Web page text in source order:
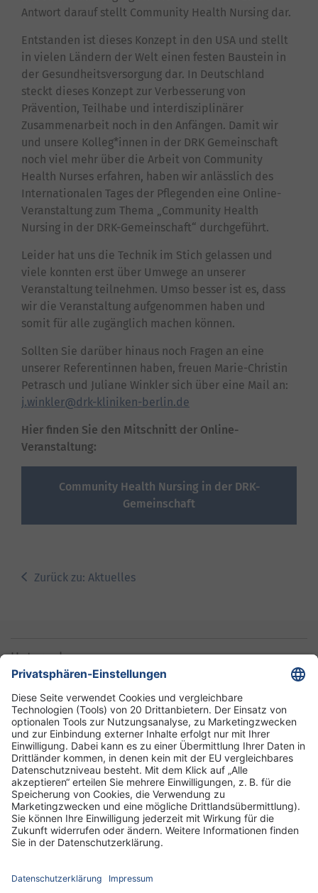
Antwort darauf stellt Community Health Nursing dar.
Entstanden ist dieses Konzept in den USA und stellt
in vielen Ländern der Welt einen festen Baustein in
der Gesundheitsversorgung dar. In Deutschland
steckt dieses Konzept zur Verbesserung von
Prävention, Teilhabe und interdisziplinärer
Zusammenarbeit noch in den Anfängen. Damit wir
und unsere Kolleg*innen in der DRK Gemeinschaft
noch viel mehr über die Arbeit von Community
Health Nurses erfahren, haben wir anlässlich des
Internationalen Tages der Pflegenden eine Online-
Veranstaltung zum Thema „Community Health
Nursing in der DRK-Gemeinschaft“ durchgeführt.
Leider hat uns die Technik im Stich gelassen und
viele konnten erst über Umwege an unserer
Veranstaltung teilnehmen. Umso besser ist es, dass
wir die Veranstaltung aufgenommen haben und
somit für alle zugänglich machen können.
Sollten Sie darüber hinaus noch Fragen an eine
unserer Referentinnen haben, freuen Marie-Christin
Petrasch und Juliane Winkler sich über eine Mail an:
j.winkler
drk-kliniken-berlin de
Hier finden Sie den Mitschnitt der Online-
Veranstaltung:
Community Health Nursing in der DRK-
Gemeinschaft
Zurück zu: Aktuelles
Unternehmen
Informationen
Standorte
DRK-Schwesternschaft Berlin
Impressum